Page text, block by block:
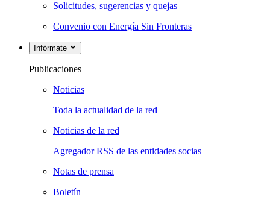
Solicitudes, sugerencias y quejas
Convenio con Energía Sin Fronteras
Infórmate
Publicaciones
Noticias
Toda la actualidad de la red
Noticias de la red
Agregador RSS de las entidades socias
Notas de prensa
Boletín